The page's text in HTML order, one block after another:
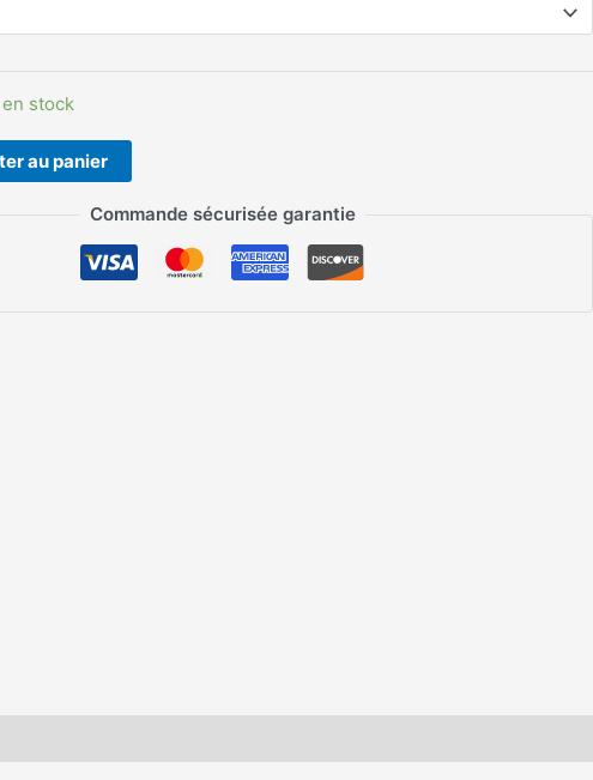
stock
au panier
Commande sécurisée garantie